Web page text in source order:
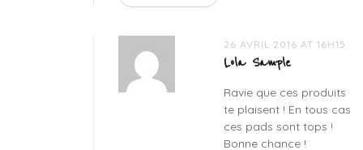
26 AVRIL 2016 AT 16H15
Lola Sample
Ravie que ces produits
te plaisent ! En tous cas
ces pads sont tops !
Bonne chance !